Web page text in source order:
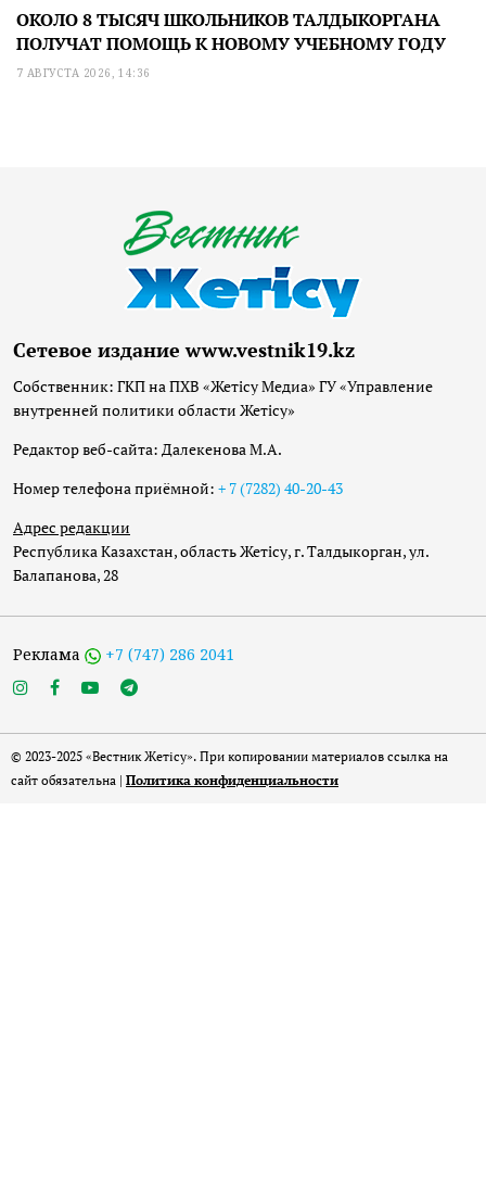
ОКОЛО 8 ТЫСЯЧ ШКОЛЬНИКОВ ТАЛДЫКОРГАНА
ПОЛУЧАТ ПОМОЩЬ К НОВОМУ УЧЕБНОМУ ГОДУ
7 АВГУСТА 2026, 14:36
Сетевое издание www.vestnik19.kz
Собственник: ГКП на ПХВ «Жетісу Медиа» ГУ «Управление
внутренней политики области Жетісу»
Редактор веб-сайта: Далекенова М.А.
Номер телефона приёмной: + 7 (7282) 40-20-43
Адрес редакции
Республика Казахстан, область Жетісу, г. Талдыкорган, ул.
Балапанова, 28
Реклама +7 (747) 286 2041
© 2023-2025 «Вестник Жетісу». При копировании материалов ссылка на
сайт обязательна | Политика конфиденциальности